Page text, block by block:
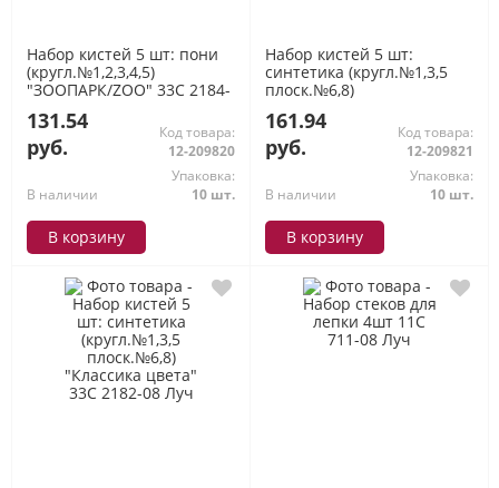
Набор кистей 5 шт: пони
(кругл.№1,2,3,4,5)
"ЗООПАРК/ZOO" 33C 2184-
131.54
руб.
Код товара:
12-209820
В наличии
Упаковка:
10 шт.
В корзину
Набор кистей 5 шт:
синтетика (кругл.№1,3,5
плоск.№6,8)
08 Луч
161.94
руб.
Код товара:
12-209821
В наличии
Упаковка:
10 шт.
В корзину